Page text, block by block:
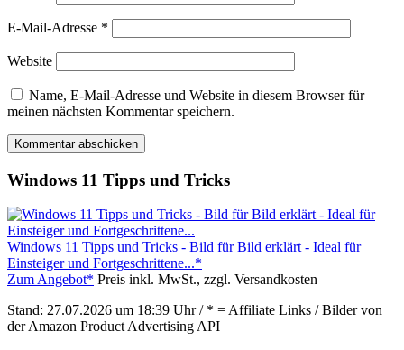
E-Mail-Adresse *
Website
Name, E-Mail-Adresse und Website in diesem Browser für
meinen nächsten Kommentar speichern.
Windows 11 Tipps und Tricks
Windows 11 Tipps und Tricks - Bild für Bild erklärt - Ideal für
Einsteiger und Fortgeschrittene...*
Zum Angebot* Preis inkl. MwSt., zzgl. Versandkosten
Stand: 27.07.2026 um 18:39 Uhr / * = Affiliate Links / Bilder von
der Amazon Product Advertising API